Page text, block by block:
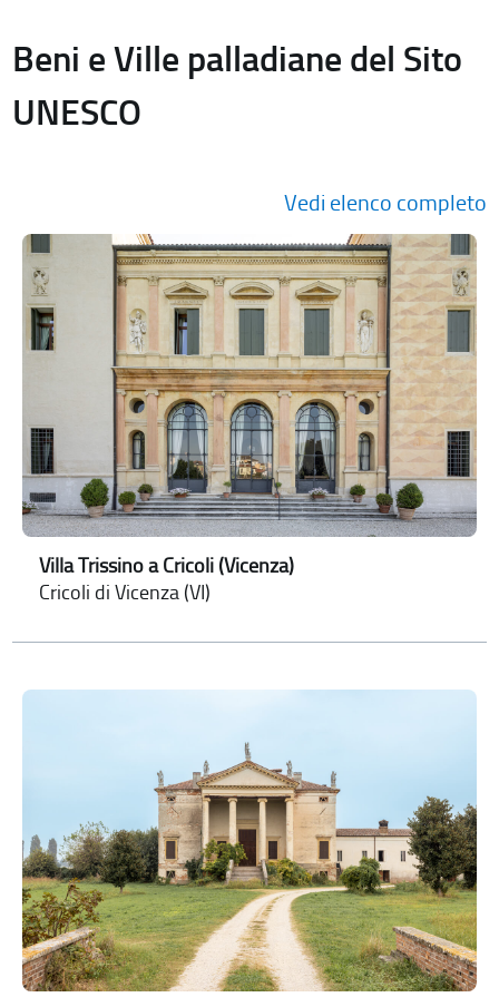
Beni e Ville palladiane del Sito
UNESCO
Vedi elenco completo
Villa Trissino a Cricoli (Vicenza)
Cricoli di Vicenza (VI)